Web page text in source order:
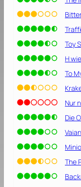
i
n
d
[
2
0
1
6
]
1
]
Toy
H
To
Nur
Die
The